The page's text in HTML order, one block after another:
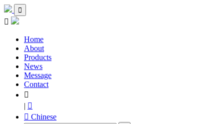


Home
About
Products
News
Message
Contact

| 
 Chinese